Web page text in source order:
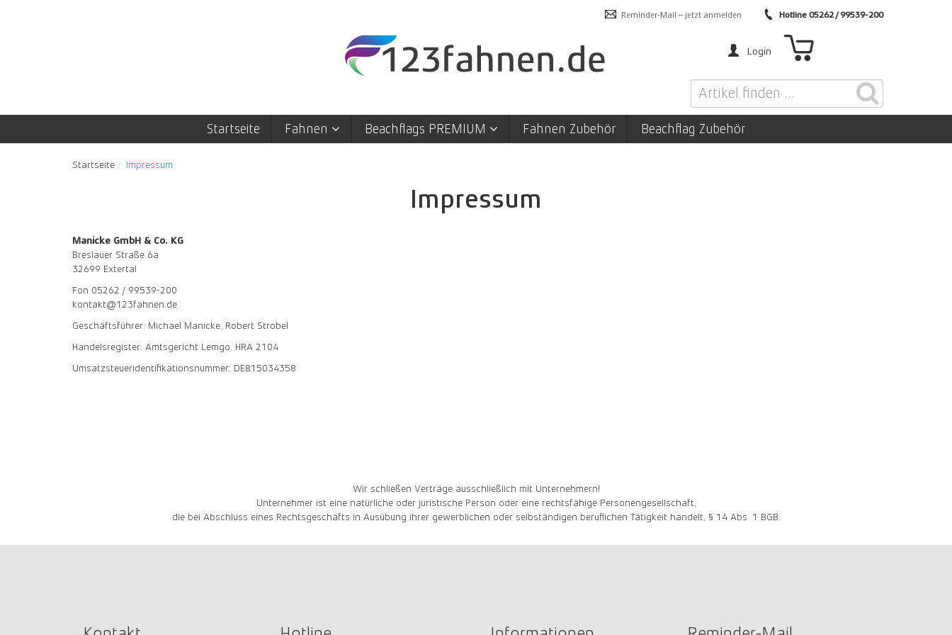
Hotline 05262 / 99539-200
Reminder-Mail – jetzt anmelden
Login
Startseite Fahnen Beachflags PREMIUM Fahnen Zubehör Beachflag Zubehör
Startseite Impressum
Impressum
Manicke GmbH & Co. KG
Breslauer Straße 6a
32699 Extertal
Fon 05262 / 99539-200
kontakt@123fahnen.de
Geschäftsführer: Michael Manicke, Robert Strobel
Handelsregister: Amtsgericht Lemgo, HRA 2104
Umsatzsteueridentifikationsnummer: DE815034358
Wir schließen Verträge ausschließlich mit Unternehmern!
Unternehmer ist eine natürliche oder juristische Person oder eine rechtsfähige Personengesellschaft,
die bei Abschluss eines Rechtsgeschäfts in Ausübung ihrer gewerblichen oder selbständigen beruflichen Tätigkeit handelt, § 14 Abs. 1 BGB.